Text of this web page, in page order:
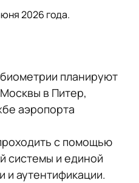
2026 года.
планируют
в Питер,
аэропорта
с помощью
системы и единой
и аутентификации.